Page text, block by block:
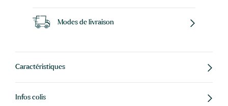
Modes de livraison
Caractéristiques
Infos colis